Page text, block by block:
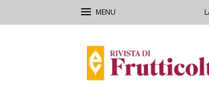
di
Frutticoltura